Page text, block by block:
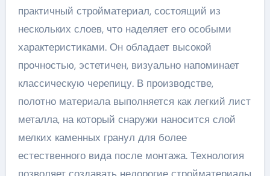
практичный стройматериал, состоящий из
нескольких слоев, что наделяет его особыми
характеристиками. Он обладает высокой
прочностью, эстетичен, визуально напоминает
классическую черепицу. В производстве,
полотно материала выполняется как легкий лист
металла, на который снаружи наносится слой
мелких каменных гранул для более
естественного вида после монтажа. Технология